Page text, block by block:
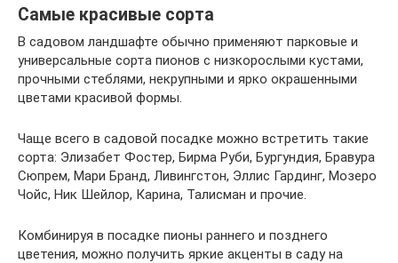
Самые красивые сорта
В садовом ландшафте обычно применяют парковые и
универсальные сорта пионов с низкорослыми кустами,
прочными стеблями, некрупными и ярко окрашенными
цветами красивой формы.
Чаще всего в садовой посадке можно встретить такие
сорта: Элизабет Фостер, Бирма Руби, Бургундия, Бравура
Сюпрем, Мари Бранд, Ливингстон, Эллис Гардинг, Мозеро
Чойс, Ник Шейлор, Карина, Талисман и прочие.
Комбинируя в посадке пионы раннего и позднего
цветения, можно получить яркие акценты в саду на